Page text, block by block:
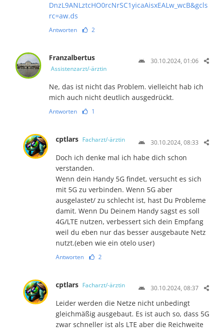
DnzL9ANLztcHO0rcNrSC1yicaAisxEALw_wcB&gcls
rc=aw.ds
Antworten 2
Franzalbertus
Assistenzarzt/-ärztin
30.10.2024, 01:06
Ne, das ist nicht das Problem. vielleicht hab ich
mich auch nicht deutlich ausgedrückt.
Antworten 1
cptlars Facharzt/-ärztin 30.10.2024, 08:33
Doch ich denke mal ich habe dich schon
verstanden.
Wenn dein Handy 5G findet, versucht es sich
mit 5G zu verbinden. Wenn 5G aber
ausgelastet/ zu schlecht ist, hast Du Probleme
damit. Wenn Du Deinem Handy sagst es soll
4G/LTE nutzen, verbessert sich dein Empfang
weil du eben nur das besser ausgebaute Netz
nutzt.(eben wie ein otelo user)
Antworten 2
cptlars Facharzt/-ärztin 30.10.2024, 08:37
Leider werden die Netze nicht unbedingt
gleichmäßig ausgebaut. Es ist auch so, dass 5G
zwar schneller ist als LTE aber die Reichweite